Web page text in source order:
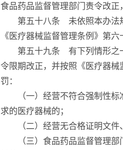
食品药品监督管理部门责令改
第五十八条 未依照本办法规
《医疗器械监督管理条例》第
第五十九条 有下列情形之一
令限期改正，并按照《医疗器
罚：
（一）经营不符合强制性标
求的医疗器械的；
（二）经营无合格证明文件
（三）食品药品监督管理部